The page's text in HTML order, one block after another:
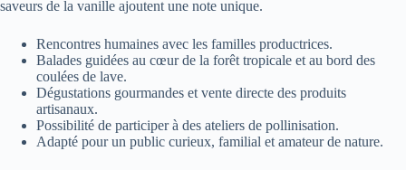
saveurs de la vanille ajoutent une note unique.
Rencontres humaines avec les familles productrices.
Balades guidées au cœur de la forêt tropicale et au bord des
coulées de lave.
Dégustations gourmandes et vente directe des produits
artisanaux.
Possibilité de participer à des ateliers de pollinisation.
Adapté pour un public curieux, familial et amateur de nature.